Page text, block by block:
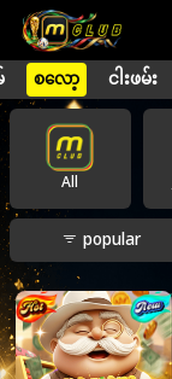
စလော့ ငါးဖမ်း
All
popular